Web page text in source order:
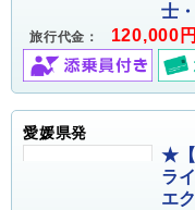
士
旅行代金： 120,000
愛媛県発
★【
ラ
エ